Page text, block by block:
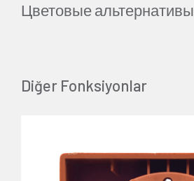
Цветовые альтернативы
Diğer Fonksiyonlar